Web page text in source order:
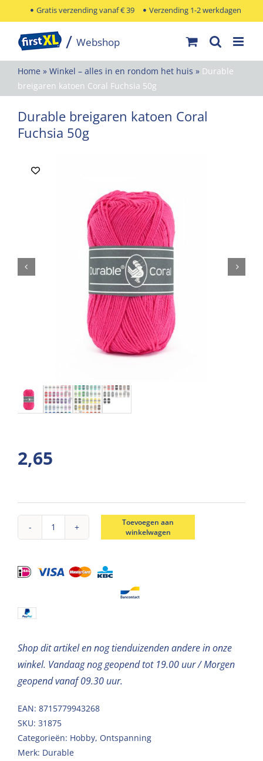
naar
inhoud
Gratis verzending vanaf € 39 Verzending 1-2 werkdagen
Home » Winkel – alles in en rondom het huis » Durable
breigaren katoen Coral Fuchsia 50g
Durable breigaren katoen Coral
Fuchsia 50g
2,65
Durable
katoen
Toevoegen aan
winkelwagen
Shop dit artikel en nog tienduizenden andere in onze
winkel. Vandaag nog geopend tot 19.00 uur / Morgen
geopend vanaf 09.30 uur.
EAN: 8715779943268
SKU: 31875
Categorieën: Hobby, Ontspanning
Merk: Durable